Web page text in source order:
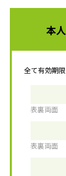
本
全て有効期
表裏両面
表裏両面